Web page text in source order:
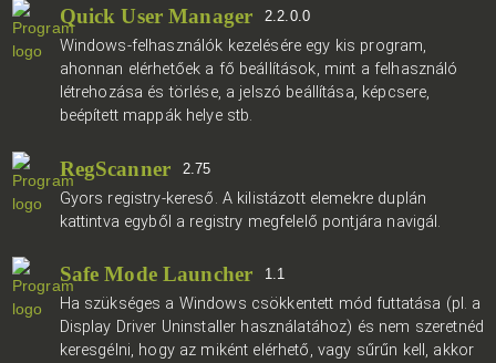
Quick User Manager 2.2.0.0
Windows-felhasználók kezelésére egy kis program,
ahonnan elérhetőek a fő beállítások, mint a felhasználó
létrehozása és törlése, a jelszó beállítása, képcsere,
beépített mappák helye stb.
RegScanner 2.75
Gyors registry-kereső. A kilistázott elemekre duplán
kattintva egyből a registry megfelelő pontjára navigál.
Safe Mode Launcher 1.1
Ha szükséges a Windows csökkentett mód futtatása (pl. a
Display Driver Uninstaller használatához) és nem szeretnéd
keresgélni, hogy az miként elérhető, vagy sűrűn kell, akkor